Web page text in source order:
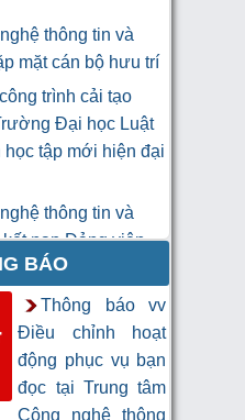
thông tin và
mặt cán bộ hưu trí
trình cải tạo
Đại học Luật
học tập mới hiện đại
thông tin và
nạp Đảng viên
“Trí tuệ nhân tạo
tin và thư viện”
BÁO
Thông báo vv
Điều chỉnh hoạt
động phục vụ bạn
đọc tại Trung tâm
Công nghệ thông